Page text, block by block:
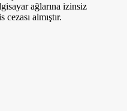
ağlarına izinsiz
almıştır.